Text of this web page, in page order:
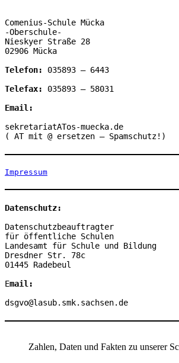
Comenius-Schule Mücka
-Oberschule-
Nieskyer Straße 28
02906 Mücka
Telefon:
035893 – 6443
Telefax: 035893 – 58031
Email:
sekretariatATos-muecka.de
( AT mit @ ersetzen – Spamschutz!)
Impressum
Datenschutz:
Datenschutzbeauftragter
für öffentliche Schulen
Landesamt für Schule und Bildung
Dresdner Str. 78c
01445 Radebeul
Email:
dsgvo@lasub.smk.sachsen.de
Zahlen, Daten und Fakten zu unserer